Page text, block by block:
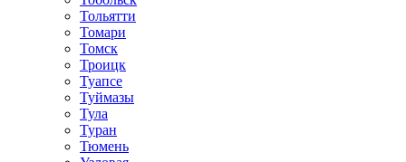
Тольятти
Томари
Томск
Троицк
Туапсе
Туймазы
Тула
Туран
Тюмень